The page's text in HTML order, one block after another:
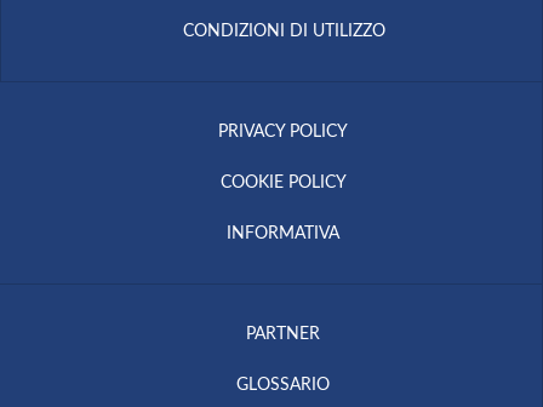
CONDIZIONI DI UTILIZZO
PRIVACY POLICY
COOKIE POLICY
INFORMATIVA
PARTNER
GLOSSARIO